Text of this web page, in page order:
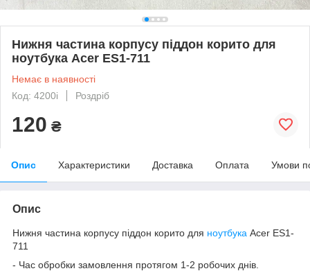
Нижня частина корпусу піддон корито для
ноутбука Acer ES1-711
Немає в наявності
Код: 4200i
Роздріб
120 ₴
Опис Характеристики Доставка Оплата Умови
Опис
Нижня частина корпусу піддон корито для ноутбука Acer ES1-
711
- Час обробки замовлення протягом 1-2 робочих днів.